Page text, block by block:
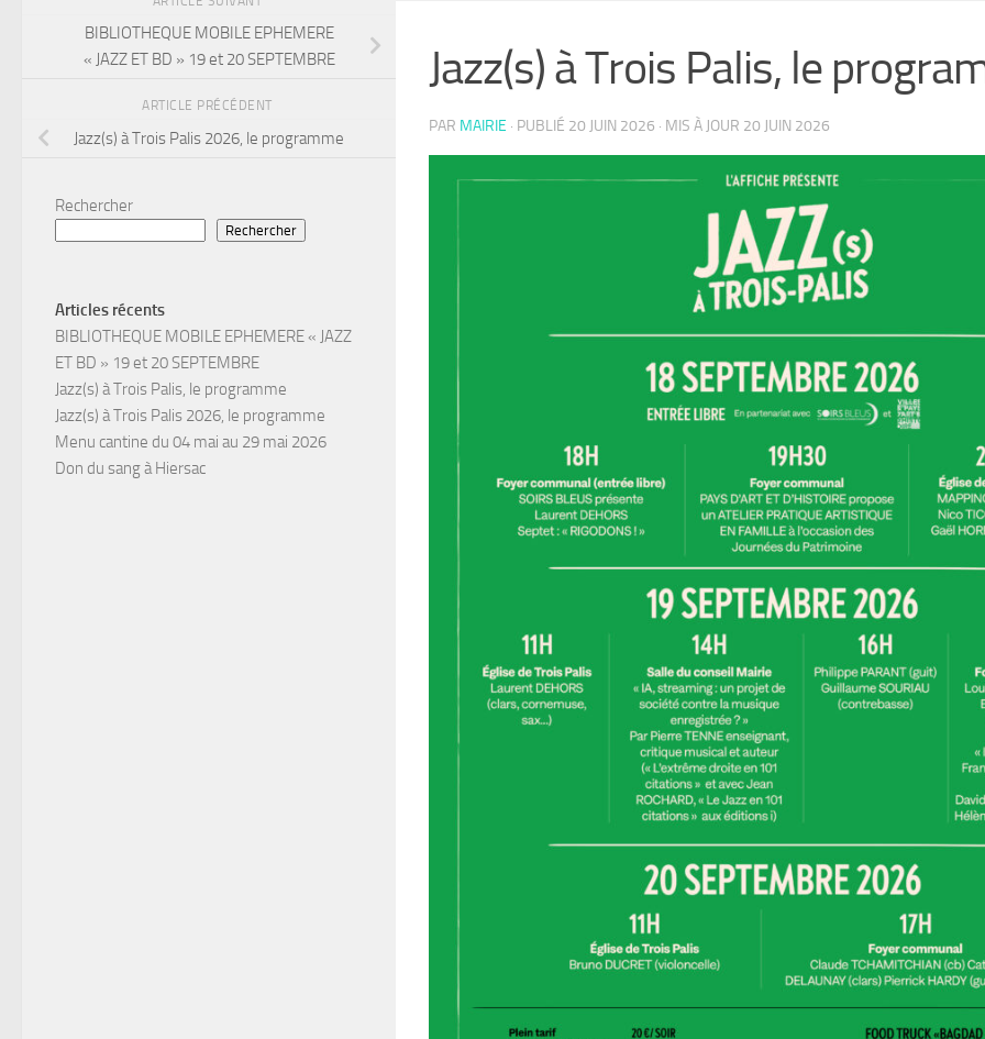
Jazz(s) à Trois Palis, le
PAR MAIRIE · PUBLIÉ 20 JUIN 2026 · MIS À JOUR 20 JUIN 2026
BIBLIOTHEQUE MOBILE EPHEMERE
« JAZZ ET BD » 19 et 20 SEPTEMBRE
ARTICLE PRÉCÉDENT
Jazz(s) à Trois Palis 2026, le programme
Rechercher
Rechercher
Articles récents
BIBLIOTHEQUE MOBILE EPHEMERE « JAZZ
ET BD » 19 et 20 SEPTEMBRE
Jazz(s) à Trois Palis, le programme
Jazz(s) à Trois Palis 2026, le programme
Menu cantine du 04 mai au 29 mai 2026
Don du sang à Hiersac